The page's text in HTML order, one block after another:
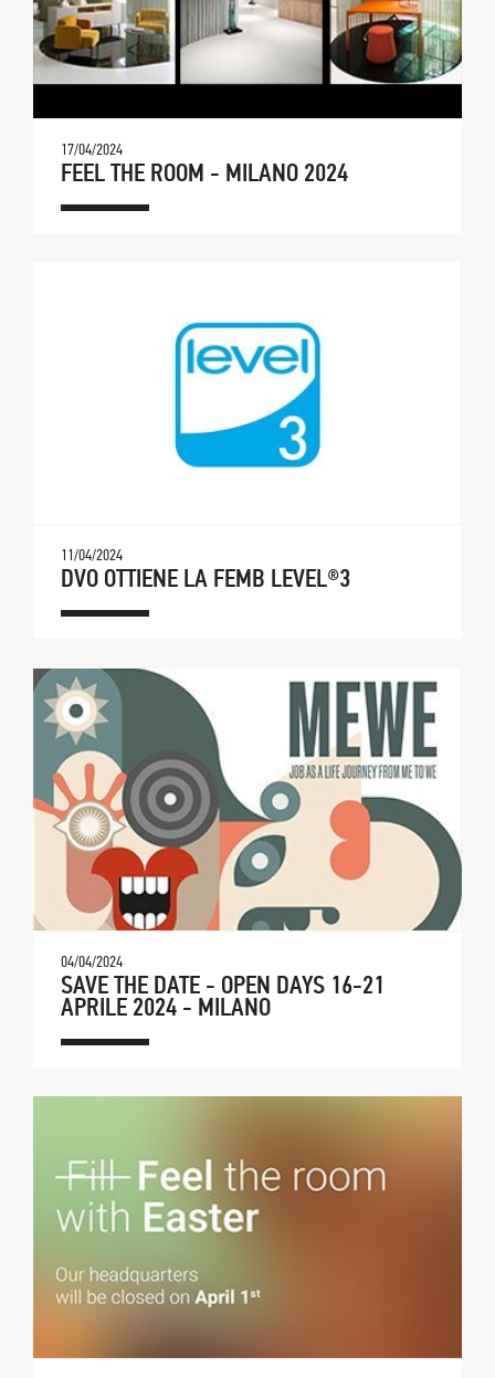
17/04/2024
FEEL THE ROOM - MILANO 2024
11/04/2024
DVO OTTIENE LA FEMB LEVEL®3
04/04/2024
SAVE THE DATE - OPEN DAYS 16-21
APRILE 2024 - MILANO